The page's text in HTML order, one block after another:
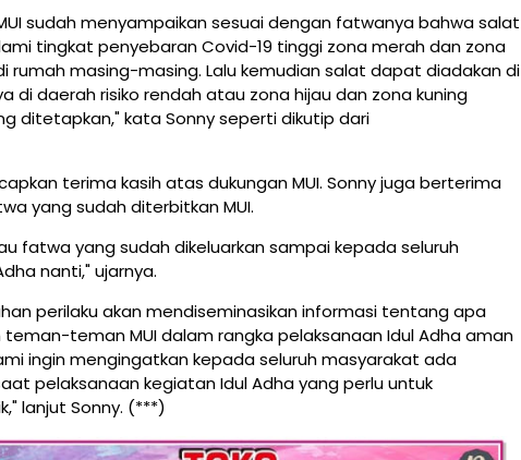
sudah menyampaikan sesuai dengan fatwanya bahwa salat
tingkat penyebaran Covid-19 tinggi zona merah dan zona
rumah masing-masing. Lalu kemudian salat dapat diadakan di
di daerah risiko rendah atau zona hijau dan zona kuning
ditetapkan," kata Sonny seperti dikutip dari
terima kasih atas dukungan MUI. Sonny juga berterima
yang sudah diterbitkan MUI.
fatwa yang sudah dikeluarkan sampai kepada seluruh
nanti," ujarnya.
perilaku akan mendiseminasikan informasi tentang apa
teman MUI dalam rangka pelaksanaan Idul Adha aman
ingin mengingatkan kepada seluruh masyarakat ada
pelaksanaan kegiatan Idul Adha yang perlu untuk
lanjut Sonny. (***)